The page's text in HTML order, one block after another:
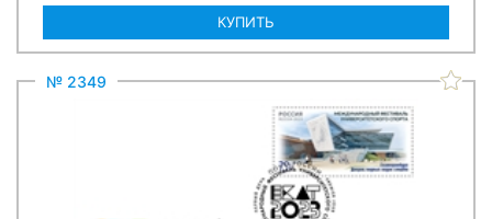
КУПИТЬ
№ 2349